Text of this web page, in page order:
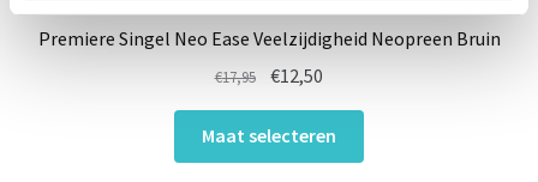
Premiere Singel Neo Ease Veelzijdigheid Neopreen Bruin
€17,95
Oorspronkelijke
was:
€17,95.
€12,50
is:
€12,50.
Maat selecteren